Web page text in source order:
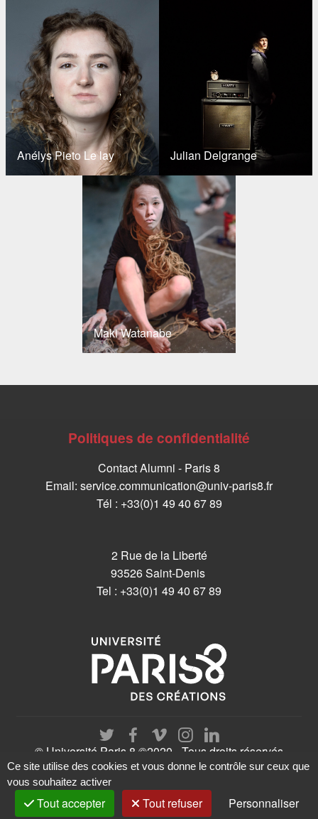
Ce site utilise des cookies et vous donne le contrôle sur ceux que
vous souhaitez activer
Tout accepter Tout refuser Personnaliser
Anélys Pieto Le lay Julian Delgrange
Maki Watanabe
Politiques de confidentialité
Contact Alumni - Paris 8
Email: service.communication@univ-paris8.fr
Tél : +33(0)1 49 40 67 89
2 Rue de la Liberté
93526 Saint-Denis
Tel : +33(0)1 49 40 67 89
© Université Paris 8 ©2020 - Tous droits réservés